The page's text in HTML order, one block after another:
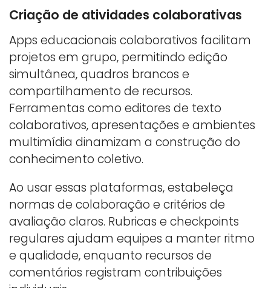
Criação de atividades colaborativas
Apps educacionais colaborativos facilitam
projetos em grupo, permitindo edição
simultânea, quadros brancos e
compartilhamento de recursos.
Ferramentas como editores de texto
colaborativos, apresentações e ambientes
multimídia dinamizam a construção do
conhecimento coletivo.
Ao usar essas plataformas, estabeleça
normas de colaboração e critérios de
avaliação claros. Rubricas e checkpoints
regulares ajudam equipes a manter ritmo
e qualidade, enquanto recursos de
comentários registram contribuições